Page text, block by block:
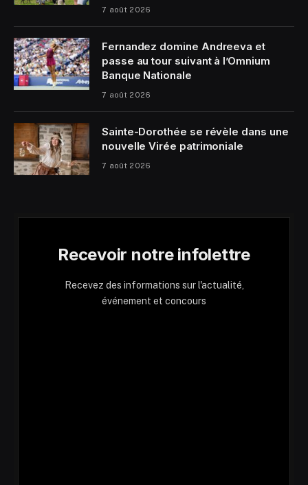
7 août 2026
Fernandez domine Andreeva et
passe au tour suivant à l’Omnium
Banque Nationale
7 août 2026
Sainte-Dorothée se révèle dans une
nouvelle Virée patrimoniale
7 août 2026
Recevoir notre infolettre
Recevez des informations sur l'actualité,
événement et concours